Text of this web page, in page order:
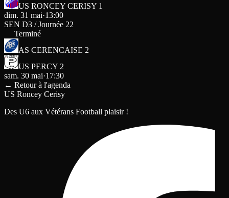
US RONCEY CERISY 1
dim. 31 mai·13:00
SEN D3 / Journée 22
Terminé
AS CERENCAISE 2
US PERCY 2
sam. 30 mai·17:30
← Retour à l'agenda
US Roncey Cerisy
Des U6 aux Vétérans Football plaisir !